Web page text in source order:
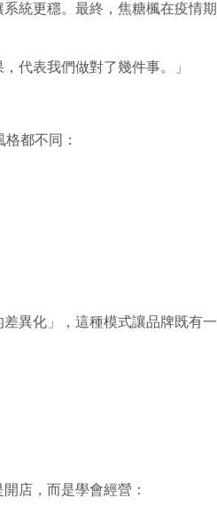
統更穩。最終，焦糖楓在疫情期
代表我們做對了幾件事。」
都不同：
異化」，這種模式讓品牌既有一
店，而是學會經營：